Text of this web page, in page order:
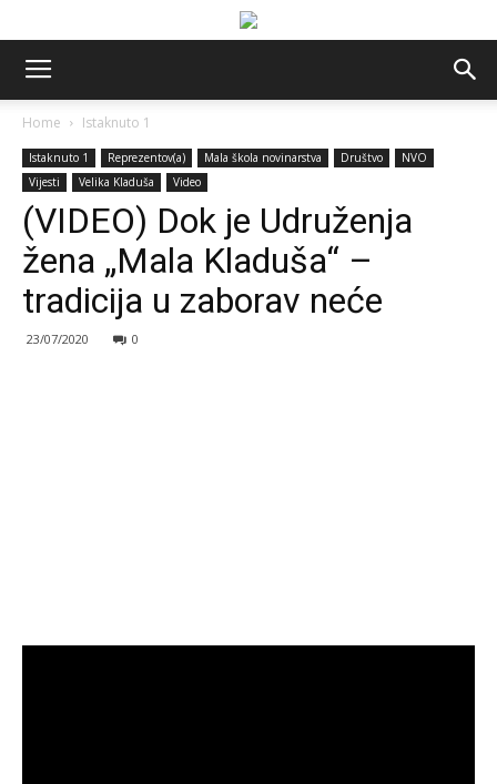
Home Istaknuto 1
Istaknuto 1 Reprezentov(a) Mala škola novinarstva Društvo
NVO
Vijesti
Velika Kladuša Video
(VIDEO) Dok je Udruženja
žena „Mala Kladuša“ –
tradicija u zaborav neće
23/07/2020 0